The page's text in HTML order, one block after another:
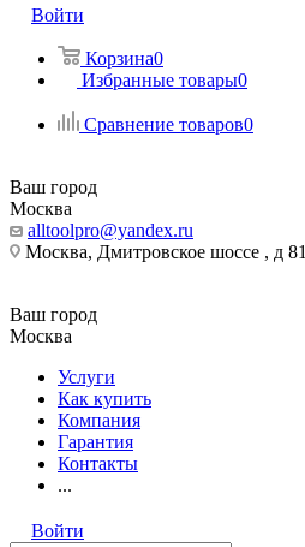
Войти
Корзина0
Избранные товары0
Сравнение товаров0
Ваш город
Москва
alltoolpro@yandex.ru
Москва, Дмитровское шоссе , д 81
Ваш город
Москва
Услуги
Как купить
Компания
Гарантия
Контакты
...
Войти